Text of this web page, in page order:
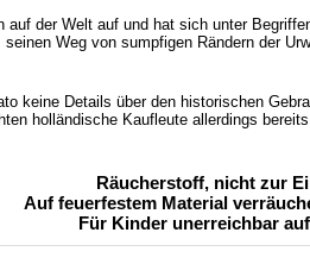
der Welt auf und hat sich unter
Weg von sumpfigen Rändern der
keine Details über den historischen
holländische Kaufleute allerdings
Räucherstoff, nicht zur
Auf feuerfestem Material
Für Kinder unerreichbar